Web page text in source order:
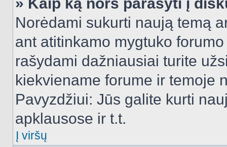
Norėdami sukurti naują temą
ant atitinkamo mygtuko
rašydami dažniausiai turite
kiekviename forume ir temoje
Pavyzdžiui: Jūs galite kurti
apklausose ir t.t.
Į viršų